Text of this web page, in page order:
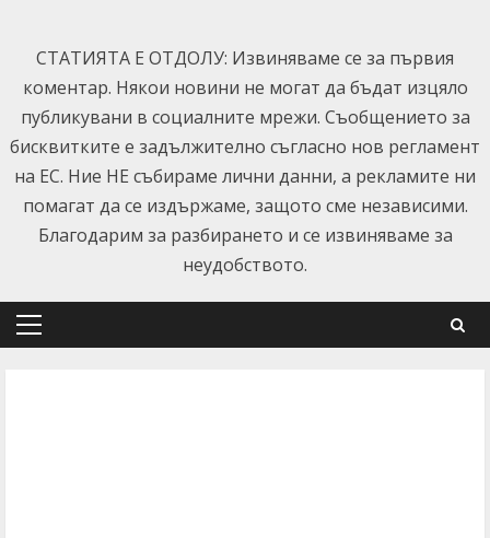
content
СТАТИЯТА Е ОТДОЛУ: Извиняваме се за първия
коментар. Някои новини не могат да бъдат изцяло
публикувани в социалните мрежи. Съобщението за
бисквитките е задължително съгласно нов регламент
на ЕС. Ние НЕ събираме лични данни, а рекламите ни
помагат да се издържаме, защото сме независими.
Благодарим за разбирането и се извиняваме за
неудобството.
Primary